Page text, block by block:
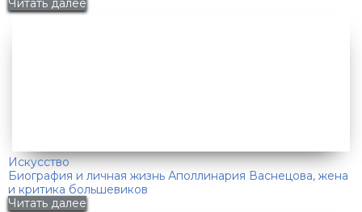
Читать далее
Искусство
Биография и личная жизнь Аполлинария Васнецова, жена
и критика большевиков
Читать далее